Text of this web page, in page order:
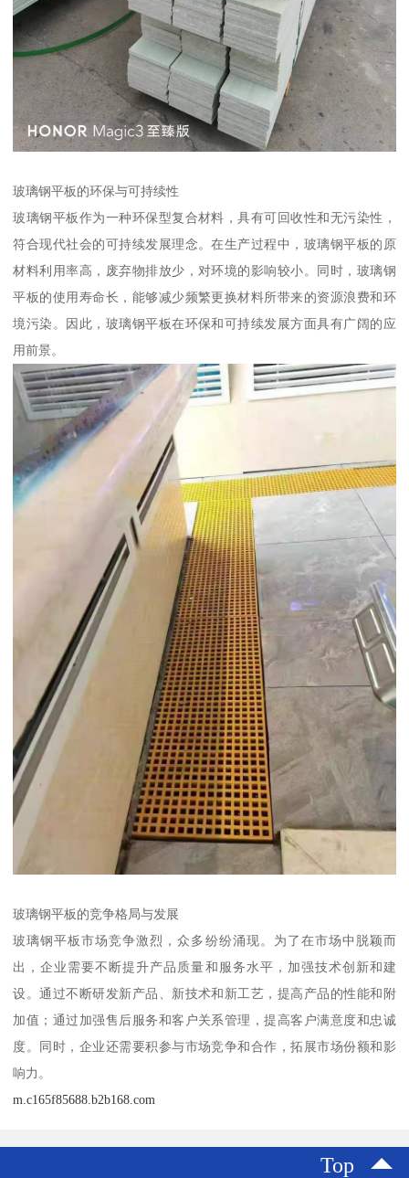
玻璃钢平板的环保与可持续性
玻璃钢平板作为一种环保型复合材料，具有可回收性和无污染性，
符合现代社会的可持续发展理念。在生产过程中，玻璃钢平板的原
材料利用率高，废弃物排放少，对环境的影响较小。同时，玻璃钢
平板的使用寿命长，能够减少频繁更换材料所带来的资源浪费和环
境污染。因此，玻璃钢平板在环保和可持续发展方面具有广阔的应
用前景。
玻璃钢平板的竞争格局与发展
玻璃钢平板市场竞争激烈，众多纷纷涌现。为了在市场中脱颖而
出，企业需要不断提升产品质量和服务水平，加强技术创新和建
设。通过不断研发新产品、新技术和新工艺，提高产品的性能和附
加值；通过加强售后服务和客户关系管理，提高客户满意度和忠诚
度。同时，企业还需要积参与市场竞争和合作，拓展市场份额和影
响力。
m.c165f85688.b2b168.com
Top